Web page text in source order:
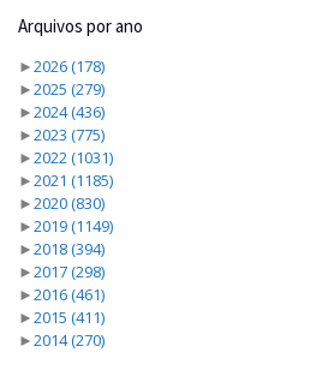
Arquivos por ano
►2026(178)
►2025 (279)
►2024(436)
►2023 (775)
►2022(1031)
►2021 (1185)
►2020(830)
►2019(1149)
►2018(394)
►2017(298)
►2016(461)
►2015 (411)
►2014(270)